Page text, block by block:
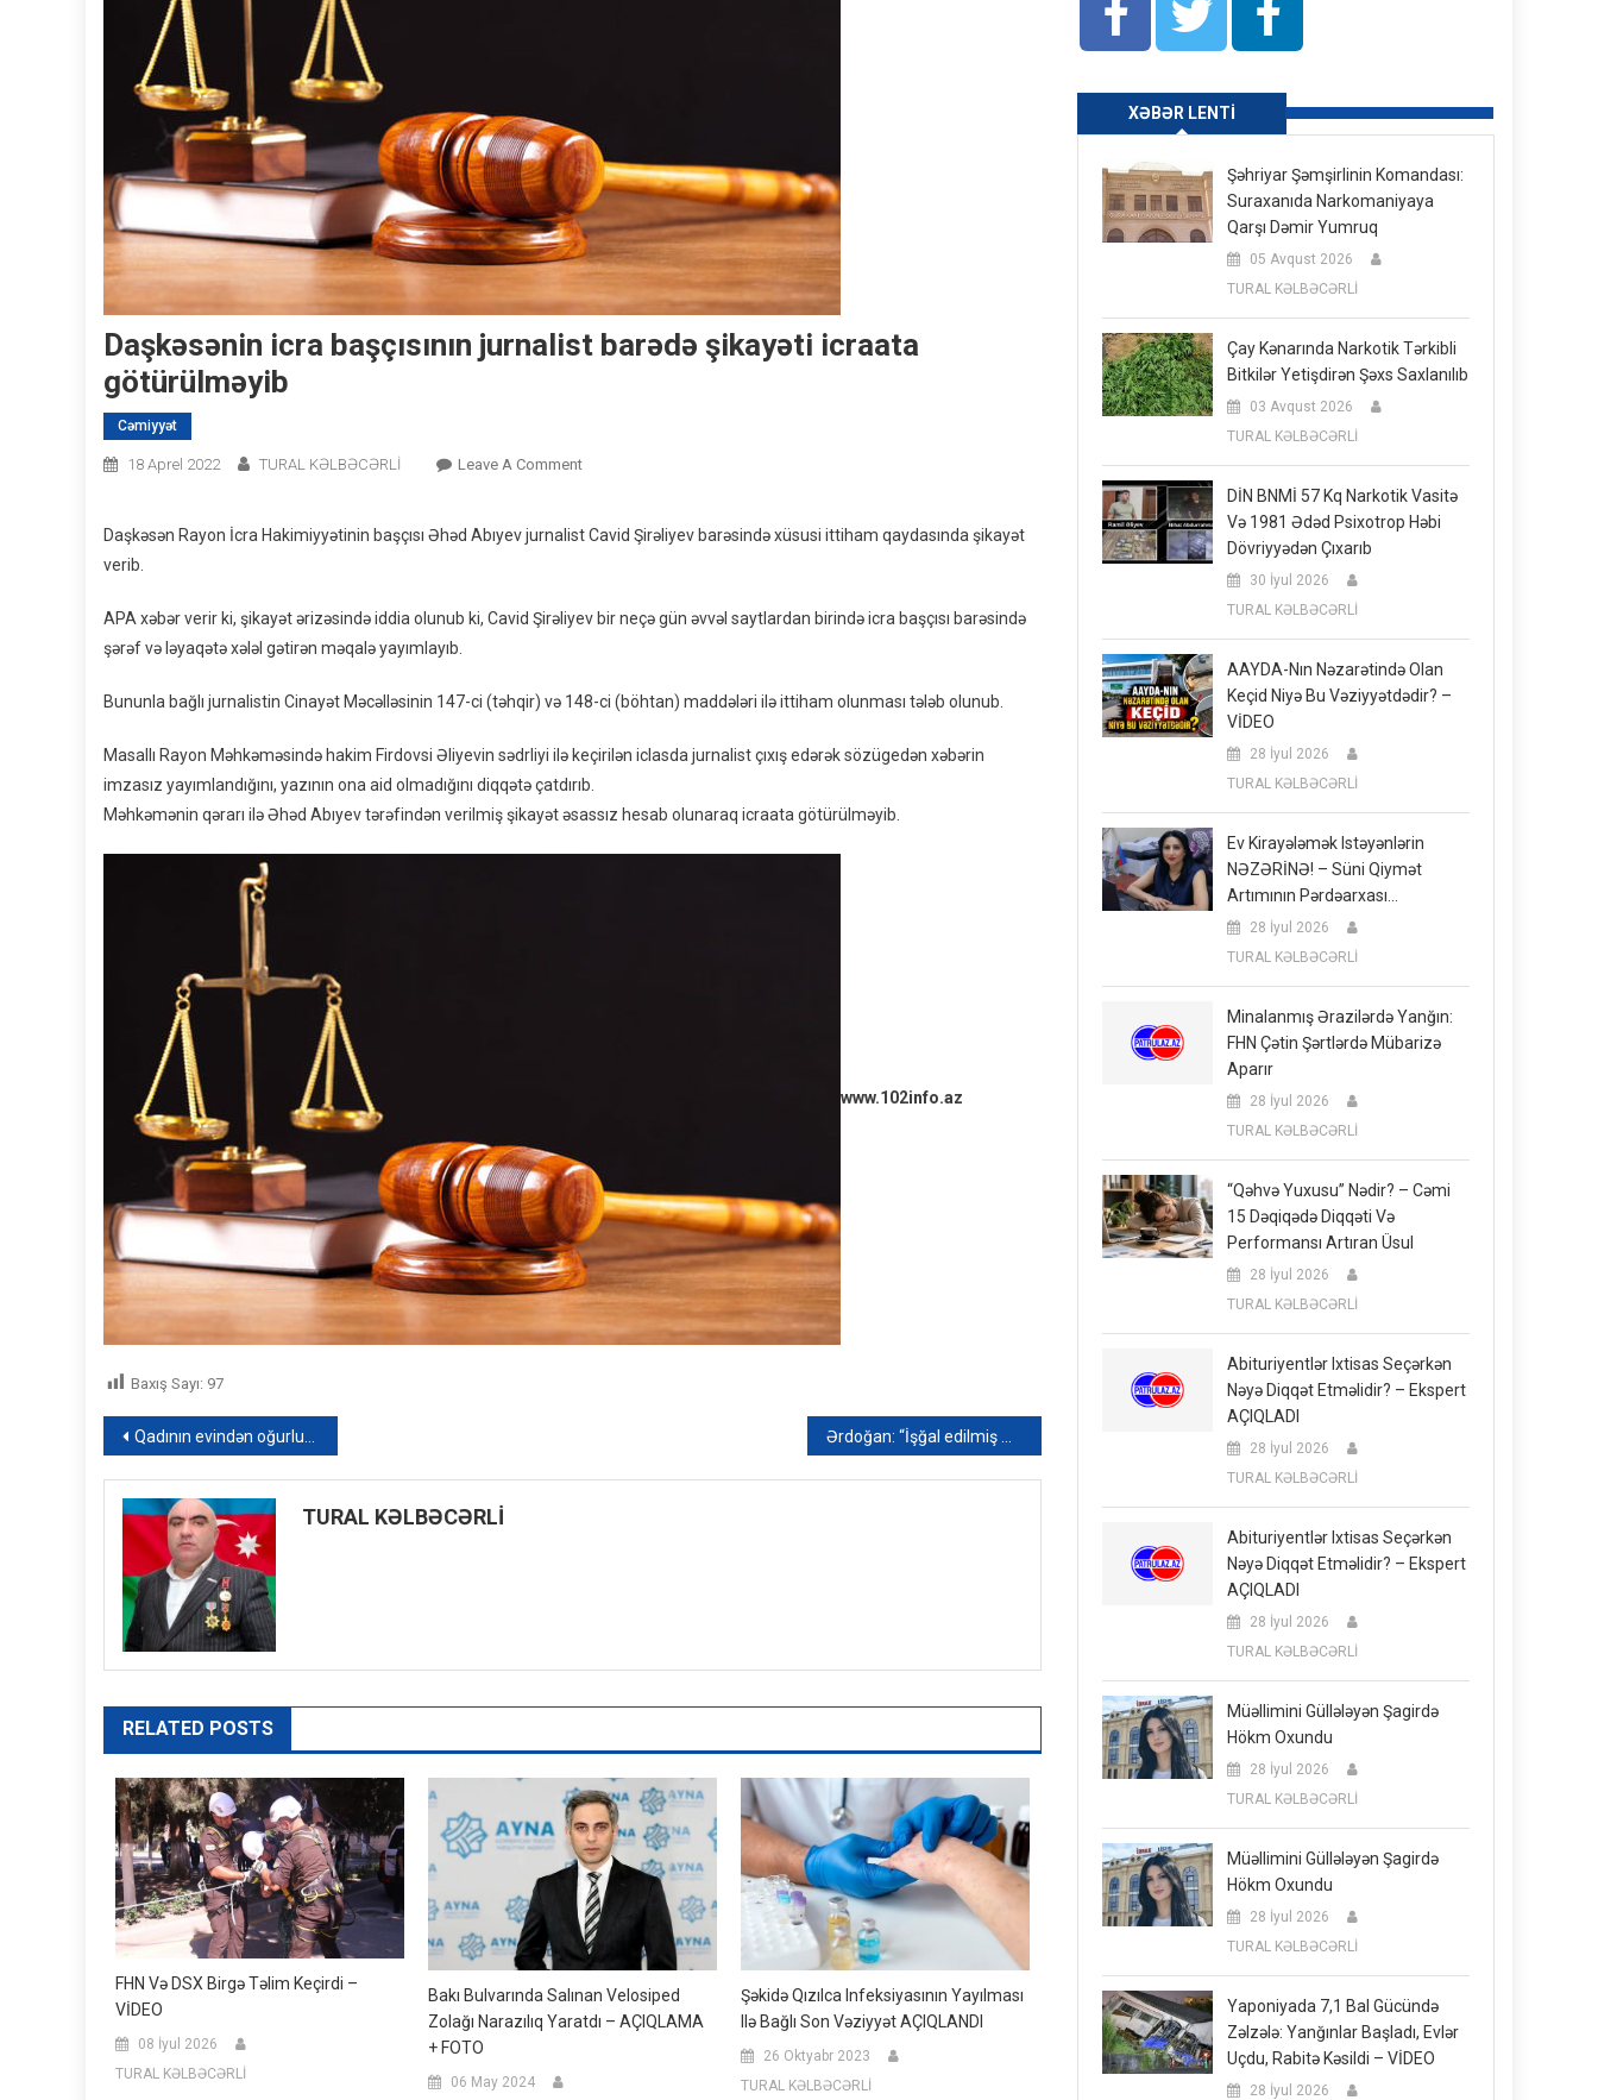
Daşkəsənin icra başçısının jurnalist barədə şikayəti icraata
götürülməyib
Cəmiyyət
18 Aprel 2022 TURAL KƏLBƏCƏRLİ Leave A CommentOn
Başçısının
Şikayəti
Daşkəsən Rayon İcra Hakimiyyətinin başçısı Əhəd Abıyev jurnalist Cavid Şirəliyev barəsində xüsusi ittiham qaydasında şikayət
verib.
APA xəbər verir ki, şikayət ərizəsində iddia olunub ki, Cavid Şirəliyev bir neçə gün əvvəl saytlardan birində icra başçısı barəsində
şərəf və ləyaqətə xələl gətirən məqalə yayımlayıb.
Bununla bağlı jurnalistin Cinayət Məcəlləsinin 147-ci (təhqir) və 148-ci (böhtan) maddələri ilə ittiham olunması tələb olunub.
Masallı Rayon Məhkəməsində hakim Firdovsi Əliyevin sədrliyi ilə keçirilən iclasda jurnalist çıxış edərək sözügedən xəbərin
imzasız yayımlandığını, yazının ona aid olmadığını diqqətə çatdırıb.
Məhkəmənin qərarı ilə Əhəd Abıyev tərəfindən verilmiş şikayət əsassız hesab olunaraq icraata götürülməyib.
www.102info.az
Baxış Sayı: 97
Yazı
naviqasiyası
Qadının evindən oğurluq edən keçmiş məhkumlar SAXLANILDI
TURAL KƏLBƏCƏRLİ
RELATED POSTS
FHN Və DSX Birgə Təlim Keçirdi –
VİDEO
08 İyul 2026
TURAL KƏLBƏCƏRLİ
Bakı Bulvarında Salınan Velosiped
Zolağı Narazılıq Yaratdı – AÇIQLAMA
+ FOTO
06 May 2024
Şəkidə Qızılca Infeksiyasının Yayılması
Ilə Bağlı Son Vəziyyət AÇIQLANDI
26 Oktyabr 2023
TURAL KƏLBƏCƏRLİ
XƏBƏR LENTI
Şəhriyar Şəmşirlinin Komandası:
Suraxanıda Narkomaniyaya
Qarşı Dəmir Yumruq
05 Avqust 2026
TURAL KƏLBƏCƏRLİ
Çay Kənarında Narkotik Tərkibli
Bitkilər Yetişdirən Şəxs Saxlanılıb
03 Avqust 2026
TURAL KƏLBƏCƏRLİ
DİN BNMİ 57 Kq Narkotik Vasitə
Və 1981 Ədəd Psixotrop Həbi
Dövriyyədən Çıxarıb
30 İyul 2026
TURAL KƏLBƏCƏRLİ
AAYDA-Nın Nəzarətində Olan
Keçid Niyə Bu Vəziyyətdədir? –
VİDEO
28 İyul 2026
TURAL KƏLBƏCƏRLİ
Ev Kirayələmək Istəyənlərin
NƏZƏRİNƏ! – Süni Qiymət
Artımının Pərdəarxası…
28 İyul 2026
TURAL KƏLBƏCƏRLİ
Minalanmış Ərazilərdə Yanğın:
FHN Çətin Şərtlərdə Mübarizə
Aparır
28 İyul 2026
TURAL KƏLBƏCƏRLİ
“Qəhvə Yuxusu” Nədir? – Cəmi
15 Dəqiqədə Diqqəti Və
Performansı Artıran Üsul
28 İyul 2026
TURAL KƏLBƏCƏRLİ
Abituriyentlər Ixtisas Seçərkən
Nəyə Diqqət Etməlidir? – Ekspert
AÇIQLADI
28 İyul 2026
TURAL KƏLBƏCƏRLİ
Abituriyentlər Ixtisas Seçərkən
Nəyə Diqqət Etməlidir? – Ekspert
AÇIQLADI
28 İyul 2026
TURAL KƏLBƏCƏRLİ
Müəllimini Güllələyən Şagirdə
Hökm Oxundu
28 İyul 2026
TURAL KƏLBƏCƏRLİ
Müəllimini Güllələyən Şagirdə
Hökm Oxundu
28 İyul 2026
TURAL KƏLBƏCƏRLİ
Yaponiyada 7,1 Bal Gücündə
Zəlzələ: Yanğınlar Başladı, Evlər
Uçdu, Rabitə Kəsildi – VİDEO
28 İyul 2026